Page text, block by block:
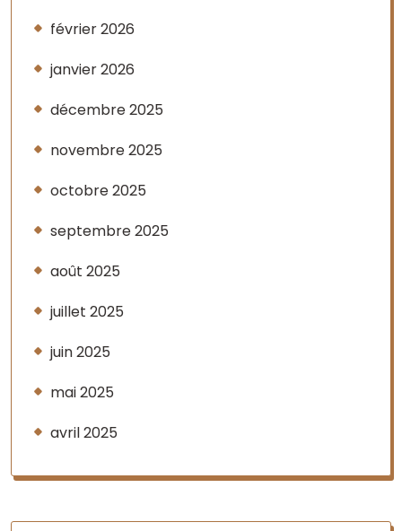
février 2026
janvier 2026
décembre 2025
novembre 2025
octobre 2025
septembre 2025
août 2025
juillet 2025
juin 2025
mai 2025
avril 2025